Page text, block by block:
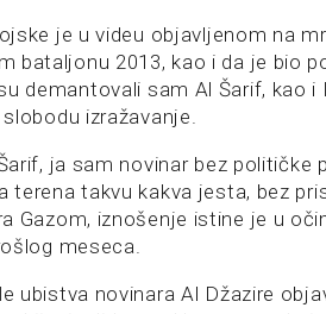
je u videu objavljenom na
bataljonu 2013, kao i da je bio
demantovali sam Al Šarif, kao
izražavanje.
ja sam novinar bez
terena takvu kakva jesta, bez
Gazom, iznošenje istine je u
meseca.
ubistva novinara Al Džazire